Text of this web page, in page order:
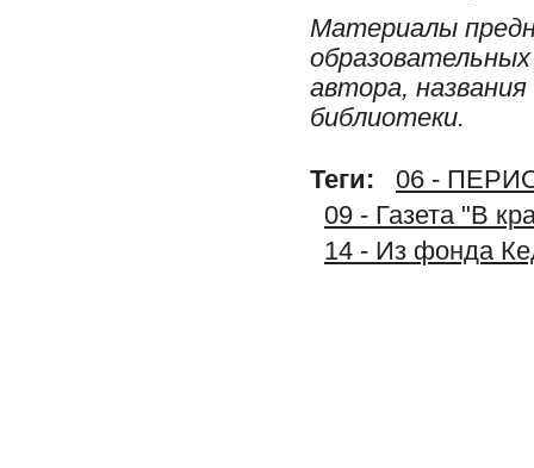
Материалы
автора,
библиотеки.
Теги:
06 -
09 - Газета "В
14 - Из фонда